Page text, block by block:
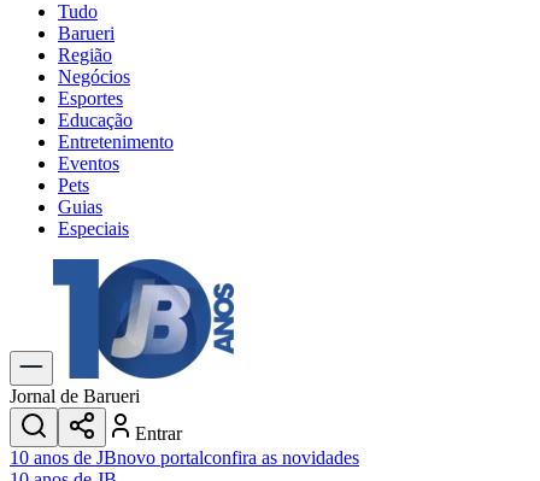
Tudo
Barueri
Região
Negócios
Esportes
Educação
Entretenimento
Eventos
Pets
Guias
Especiais
Explore Tudo
Últimas Notícias
Previsão do Tempo
Trânsito e Rotas
Dia a Dia & Lazer
Transportes
Gastronomia
Cinema & Shows
Jornal de Barueri
Entrar
10 anos de JBnovo portalconfira as novidades